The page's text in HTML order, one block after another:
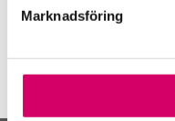
Marknadsföring